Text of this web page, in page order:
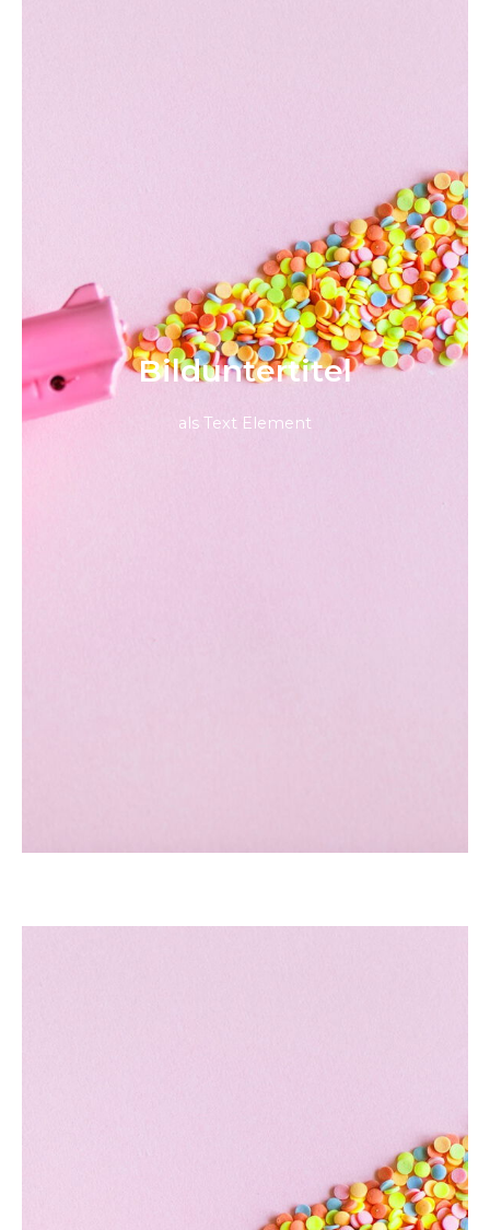
Bild­unter­titel
als Text Element